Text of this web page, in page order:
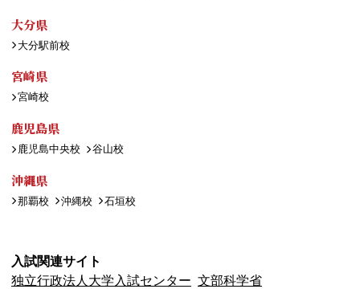
大分県
大分駅前校
宮崎県
宮崎校
鹿児島県
鹿児島中央校 谷山校
沖縄県
那覇校 沖縄校 石垣校
入試関連サイト
独立行政法人大学入試センター 文部科学省